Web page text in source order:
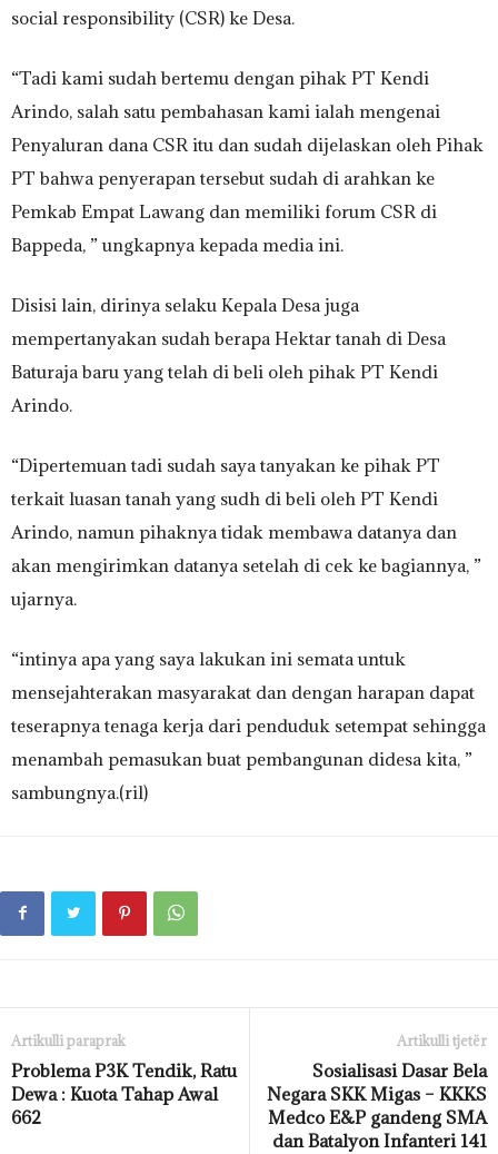
social responsibility (CSR) ke Desa.
“Tadi kami sudah bertemu dengan pihak PT Kendi
Arindo, salah satu pembahasan kami ialah mengenai
Penyaluran dana CSR itu dan sudah dijelaskan oleh Pihak
PT bahwa penyerapan tersebut sudah di arahkan ke
Pemkab Empat Lawang dan memiliki forum CSR di
Bappeda, ” ungkapnya kepada media ini.
Disisi lain, dirinya selaku Kepala Desa juga
mempertanyakan sudah berapa Hektar tanah di Desa
Baturaja baru yang telah di beli oleh pihak PT Kendi
Arindo.
“Dipertemuan tadi sudah saya tanyakan ke pihak PT
terkait luasan tanah yang sudh di beli oleh PT Kendi
Arindo, namun pihaknya tidak membawa datanya dan
akan mengirimkan datanya setelah di cek ke bagiannya, ”
ujarnya.
“intinya apa yang saya lakukan ini semata untuk
mensejahterakan masyarakat dan dengan harapan dapat
teserapnya tenaga kerja dari penduduk setempat sehingga
menambah pemasukan buat pembangunan didesa kita, ”
sambungnya.(ril)
Artikulli paraprak
Problema P3K Tendik, Ratu
Dewa : Kuota Tahap Awal
662
Artikulli tjetër
Sosialisasi Dasar Bela
Negara SKK Migas – KKKS
Medco E&P gandeng SMA
dan Batalyon Infanteri 141